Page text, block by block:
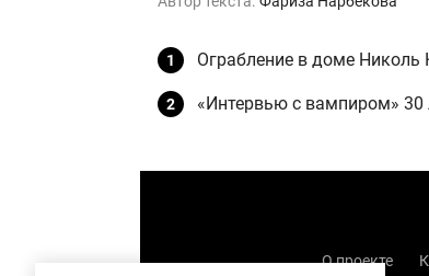
Ограбление в доме Николь
«Интервью с вампиром» 30
О проекте